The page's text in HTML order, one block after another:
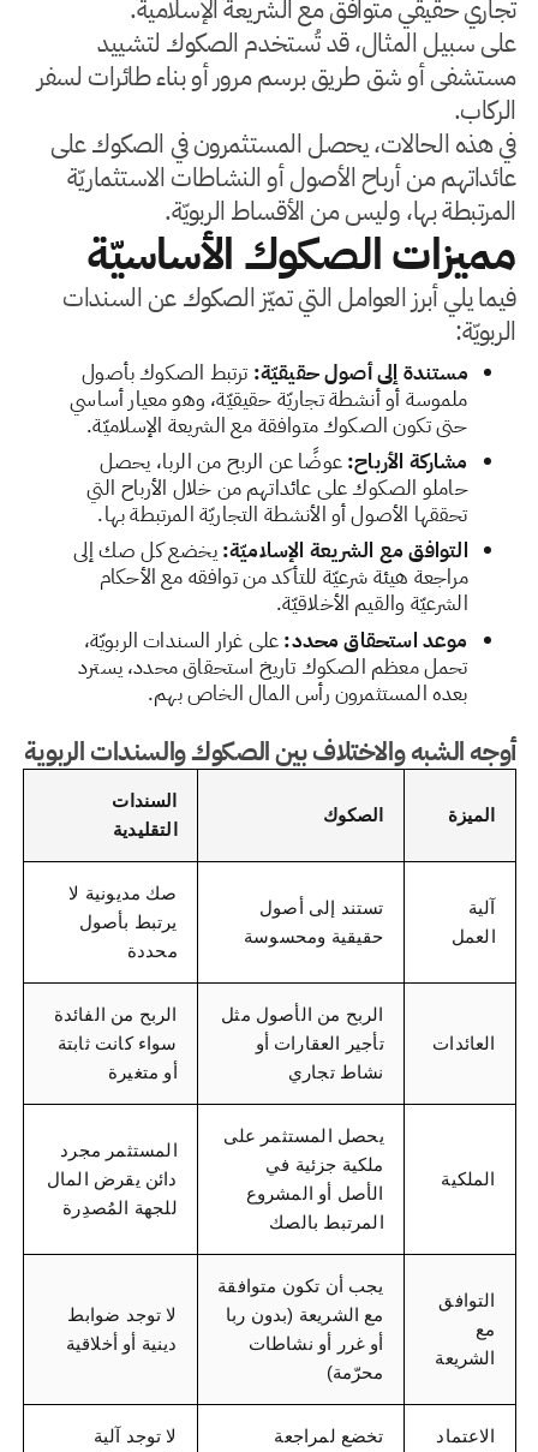
تجاري حقيقي متوافق مع الشريعة الإسلامية.
على سبيل المثال، قد تُستخدم الصكوك لتشييد
مستشفى أو شق طريق برسم مرور أو بناء طائرات لسفر
الركاب.
في هذه الحالات، يحصل المستثمرون في الصكوك على
عائداتهم من أرباح الأصول أو النشاطات الاستثماريّة
المرتبطة بها، وليس من الأقساط الربويّة.
مميزات الصكوك الأساسيّة
فيما يلي أبرز العوامل التي تميّز الصكوك عن السندات
الربويّة:
مستندة إلى أصول حقيقيّة: ترتبط الصكوك بأصول
ملموسة أو أنشطة تجاريّة حقيقيّة، وهو معيار أساسي
حتى تكون الصكوك متوافقة مع الشريعة الإسلاميّة.
مشاركة الأرباح: عوضًا عن الربح من الربا، يحصل
حاملو الصكوك على عائداتهم من خلال الأرباح التي
تحققها الأصول أو الأنشطة التجاريّة المرتبطة بها.
التوافق مع الشريعة الإسلاميّة: يخضع كل صك إلى
مراجعة هيئة شرعيّة للتأكد من توافقه مع الأحكام
الشرعيّة والقيم الأخلاقيّة.
موعد استحقاق محدد: على غرار السندات الربويّة،
تحمل معظم الصكوك تاريخ استحقاق محدد، يسترد
بعده المستثمرون رأس المال الخاص بهم.
أوجه الشبه والاختلاف بين الصكوك والسندات الربوية
الميزة الصكوك
السندات
التقليدية
آلية
العمل
تستند إلى أصول
حقيقية ومحسوسة
صك مديونية لا
يرتبط بأصول
محددة
العائدات
الربح من الأصول مثل
تأجير العقارات أو
نشاط تجاري
الربح من الفائدة
سواء كانت ثابتة
أو متغيرة
الملكية
يحصل المستثمر على
ملكية جزئية في
الأصل أو المشروع
المرتبط بالصك
المستثمر مجرد
دائن يقرض المال
للجهة المُصدِرة
التوافق
مع
الشريعة
يجب أن تكون متوافقة
مع الشريعة (بدون ربا
أو غرر أو نشاطات
محرّمة)
لا توجد ضوابط
دينية أو أخلاقية
الاعتماد
تخضع لمراجعة
لا توجد آلية